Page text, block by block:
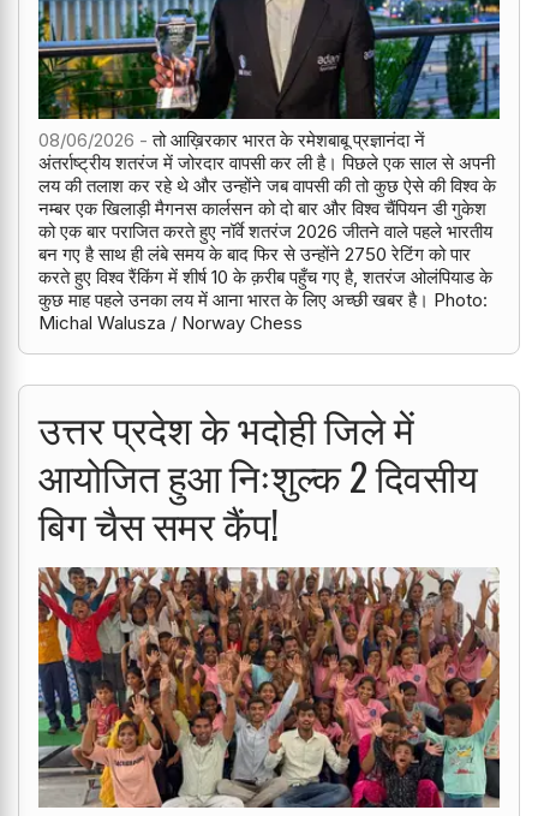
08/06/2026 - तो आख़िरकार भारत के रमेशबाबू प्रज्ञानंदा नें
अंतर्राष्ट्रीय शतरंज में जोरदार वापसी कर ली है। पिछले एक साल से अपनी
लय की तलाश कर रहे थे और उन्होंने जब वापसी की तो कुछ ऐसे की विश्व के
नम्बर एक खिलाड़ी मैगनस कार्लसन को दो बार और विश्व चैंपियन डी गुकेश
को एक बार पराजित करते हुए नॉर्वे शतरंज 2026 जीतने वाले पहले भारतीय
बन गए है साथ ही लंबे समय के बाद फिर से उन्होंने 2750 रेटिंग को पार
करते हुए विश्व रैंकिंग में शीर्ष 10 के क़रीब पहुँच गए है, शतरंज ओलंपियाड के
कुछ माह पहले उनका लय में आना भारत के लिए अच्छी खबर है। Photo:
Michal Walusza / Norway Chess
उत्तर प्रदेश के भदोही जिले में
आयोजित हुआ निःशुल्क 2 दिवसीय
बिग चैस समर कैंप!